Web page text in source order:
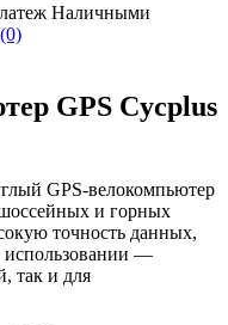
Наличными
GPS Cycplus
GPS-велокомпьютер
и горных
точность данных,
использовании —
так и для